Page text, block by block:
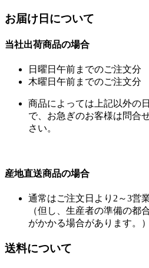
お届け日について
当社出荷商品の場合
日曜日午前までのご注文
木曜日午前までのご注文
商品によっては上記以外の
で、お急ぎのお客様は問合
さい。
産地直送商品の場合
通常はご注文日より2～3営
（但し、生産者の準備の都
がかかる場合があります。）
送料について